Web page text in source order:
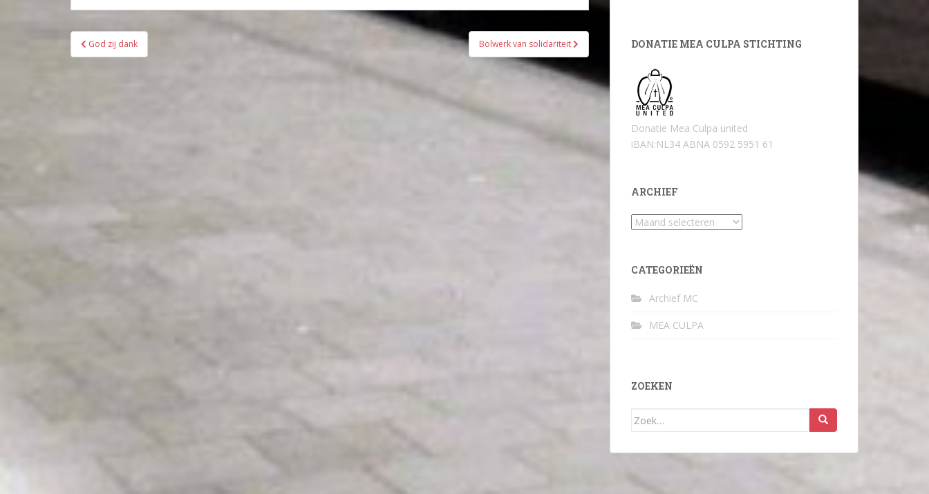
Bericht
navigatie
God zij dank Bolwerk van solidariteit DONATIE MEA CULPA STICHTING
Donatie Mea Culpa united
iBAN:NL34 ABNA 0592 5951 61
ARCHIEF
Archief
CATEGORIEËN
Archief MC
MEA CULPA
ZOEKEN
Zoek